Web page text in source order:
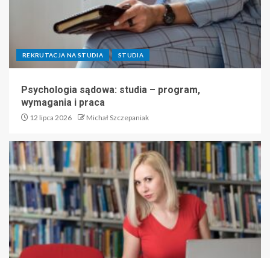
REKRUTACJA NA STUDIA STUDIA
Psychologia sądowa: studia – program,
wymagania i praca
12 lipca 2026 Michał Szczepaniak